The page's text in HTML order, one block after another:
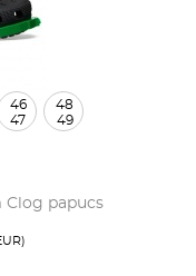
Clog papucs
46
47
48
49